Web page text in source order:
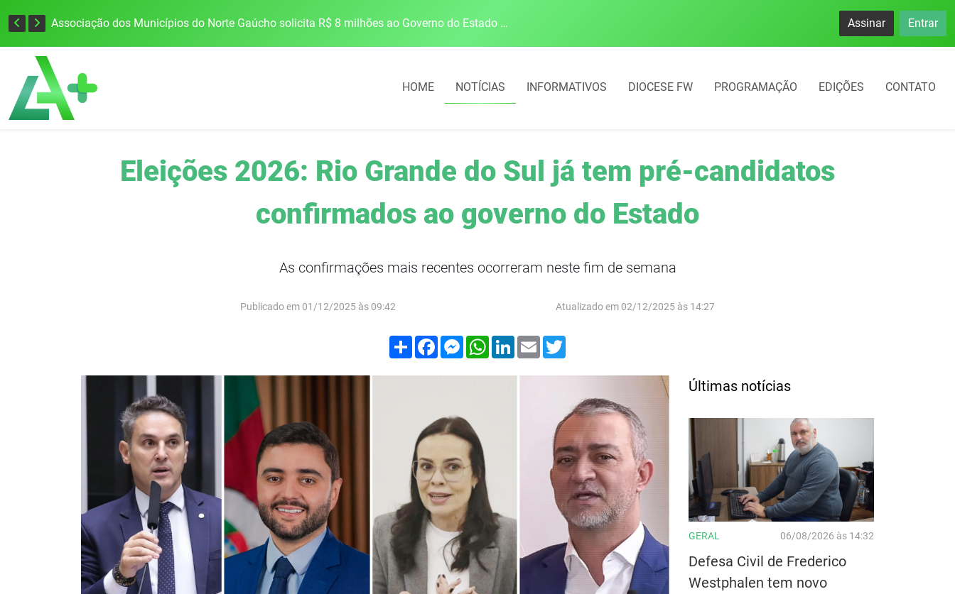
Defesa Civil alerta para risco de tornado e tempestades severas no RS entre esta quinta e sexta-feira Associação dos Municípios do Norte Gaúcho solicita R$ 8 milhões ao Governo do Estado para reparações climáticas Assinar Entrar
HOME NOTÍCIAS INFORMATIVOS DIOCESE FW PROGRAMAÇÃO EDIÇÕES CONTATO
Eleições 2026: Rio Grande do Sul já tem pré-candidatos
confirmados ao governo do Estado
As confirmações mais recentes ocorreram neste fim de semana
Publicado em 01/12/2025 às 09:42 Atualizado em 02/12/2025 às 14:27
Compartilhar
FacebookMessenger
WhatsApp
LinkedIn
Email
Últimas notícias
GERAL 06/08/2026 às 14:32
Defesa Civil de Frederico
Westphalen tem novo